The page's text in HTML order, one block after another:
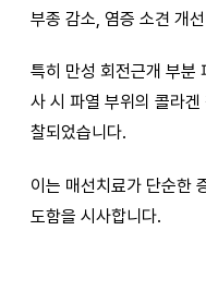
부종 감소, 염증 소견 개
특히 만성 회전근개 부분
사 시 파열 부위의 콜라
찰되었습니다.
이는 매선치료가 단순한
도함을 시사합니다.